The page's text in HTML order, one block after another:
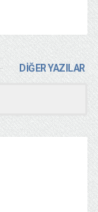
DİĞER YAZILAR